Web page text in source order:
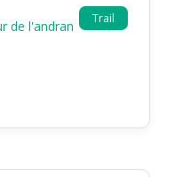
Trail
de l'andran